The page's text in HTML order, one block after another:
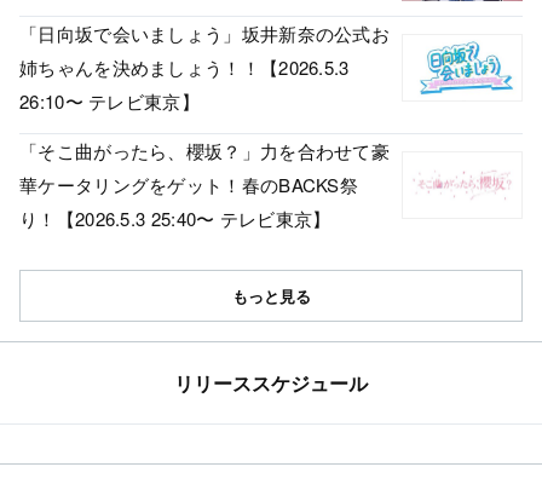
「日向坂で会いましょう」坂井新奈の公式お
姉ちゃんを決めましょう！！【2026.5.3
26:10〜 テレビ東京】
「そこ曲がったら、櫻坂？」力を合わせて豪
華ケータリングをゲット！春のBACKS祭
り！【2026.5.3 25:40〜 テレビ東京】
もっと見る
リリーススケジュール